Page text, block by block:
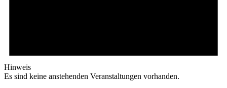
Hinweis
Es sind keine anstehenden Veranstaltungen vorhanden.